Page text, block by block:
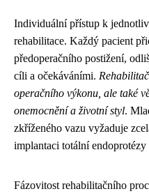
Individuální přístup k
rehabilitace. Každý pacient
předoperačního postižení,
cíli a očekáváními.
operačního výkonu, ale také
onemocnění a životní styl.
zkříženého vazu vyžaduje
implantaci totální
Fázovitost rehabilitačního